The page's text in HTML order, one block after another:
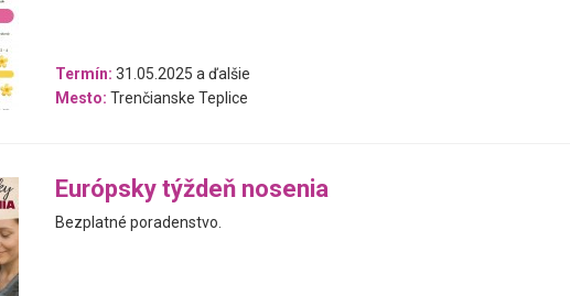
Termín: 31.05.2025 a ďalšie
Mesto: Trenčianske Teplice
Európsky týždeň nosenia
Bezplatné poradenstvo.